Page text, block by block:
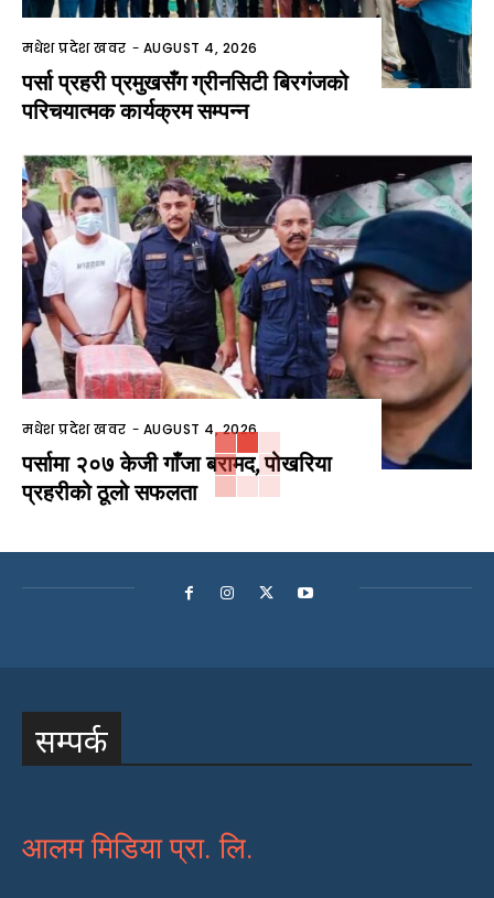
मधेश प्रदेश खवर - AUGUST 4, 2026
पर्सा प्रहरी प्रमुखसँग ग्रीनसिटी बिरगंजको
परिचयात्मक कार्यक्रम सम्पन्न
मधेश प्रदेश खवर - AUGUST 4, 2026
पर्सामा २०७ केजी गाँजा बरामद, पोखरिया
प्रहरीको ठूलो सफलता
सम्पर्क
आलम मिडिया प्रा. लि.